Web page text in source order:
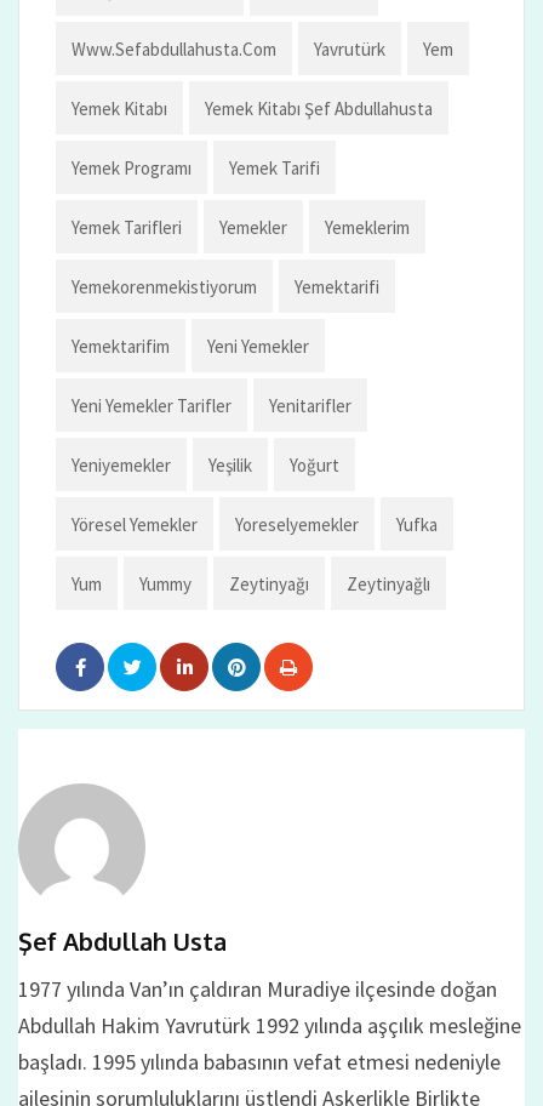
Www.sefabdullahusta.com Yavrutürk Yem
Yemek Kitabı Yemek Kitabı Şef Abdullahusta
Yemek Programı Yemek Tarifi
Yemek Tarifleri Yemekler Yemeklerim
Yemekorenmekistiyorum Yemektarifi
Yemektarifim Yeni Yemekler
Yeni Yemekler Tarifler Yenitarifler
Yeniyemekler Yeşilik Yoğurt
Yöresel Yemekler Yoreselyemekler Yufka
Yum Yummy Zeytinyağı Zeytinyağlı
Şef Abdullah Usta
1977 yılında Van’ın çaldıran Muradiye ilçesinde doğan
Abdullah Hakim Yavrutürk 1992 yılında aşçılık mesleğine
başladı. 1995 yılında babasının vefat etmesi nedeniyle
ailesinin sorumluluklarını üstlendi Askerlikle Birlikte